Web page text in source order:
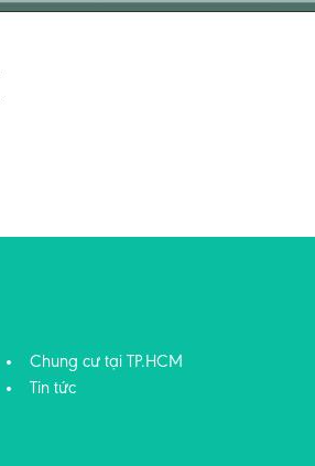
Chung cư tại TP.HCM
Tin tức